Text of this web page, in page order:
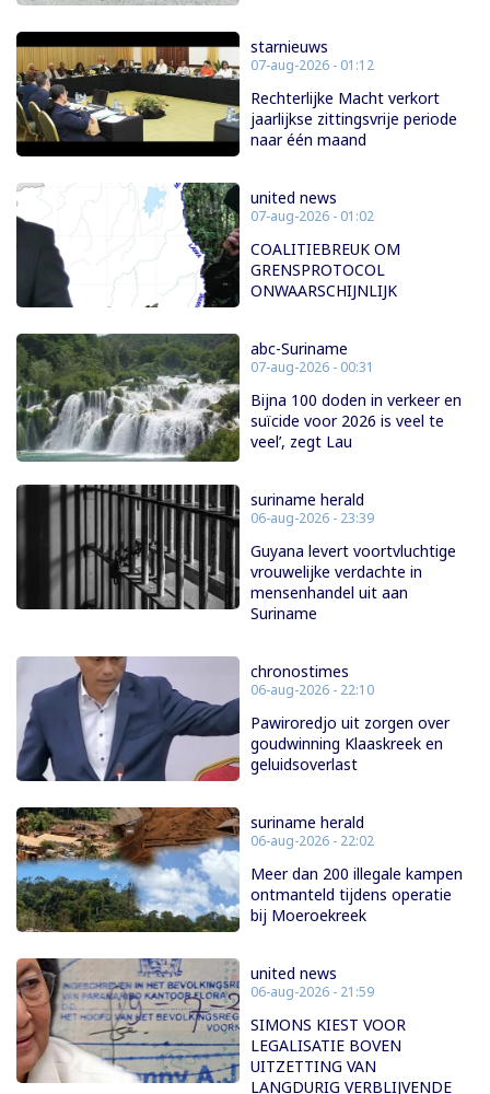
starnieuws
07-aug-2026 - 01:12
Rechterlijke Macht verkort
jaarlijkse zittingsvrije periode
naar één maand
united news
07-aug-2026 - 01:02
COALITIEBREUK OM
GRENSPROTOCOL
ONWAARSCHIJNLIJK
abc-Suriname
07-aug-2026 - 00:31
Bijna 100 doden in verkeer en
suïcide voor 2026 is veel te
veel’, zegt Lau
suriname herald
06-aug-2026 - 23:39
Guyana levert voortvluchtige
vrouwelijke verdachte in
mensenhandel uit aan
Suriname
chronostimes
06-aug-2026 - 22:10
Pawiroredjo uit zorgen over
goudwinning Klaaskreek en
geluidsoverlast
suriname herald
06-aug-2026 - 22:02
Meer dan 200 illegale kampen
ontmanteld tijdens operatie
bij Moeroekreek
united news
06-aug-2026 - 21:59
SIMONS KIEST VOOR
LEGALISATIE BOVEN
UITZETTING VAN
LANGDURIG VERBLIJVENDE